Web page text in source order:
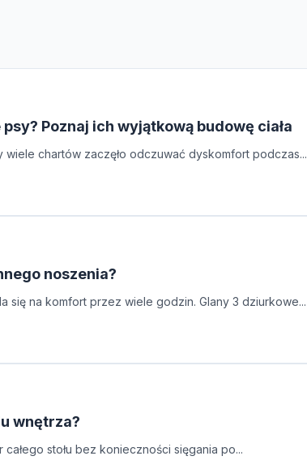
Poznaj ich wyjątkową budowę ciała
chartów zaczęło odczuwać dyskomfort podczas...
noszenia?
na komfort przez wiele godzin. Glany 3 dziurkowe...
wnętrza?
stołu bez konieczności sięgania po...